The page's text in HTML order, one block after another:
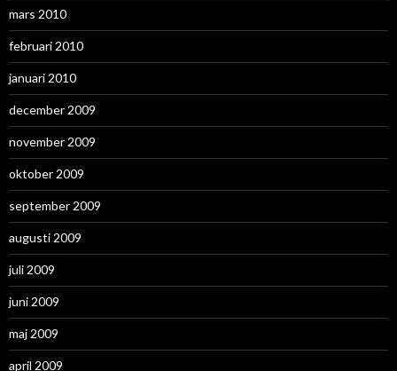
mars 2010
februari 2010
januari 2010
december 2009
november 2009
oktober 2009
september 2009
augusti 2009
juli 2009
juni 2009
maj 2009
april 2009